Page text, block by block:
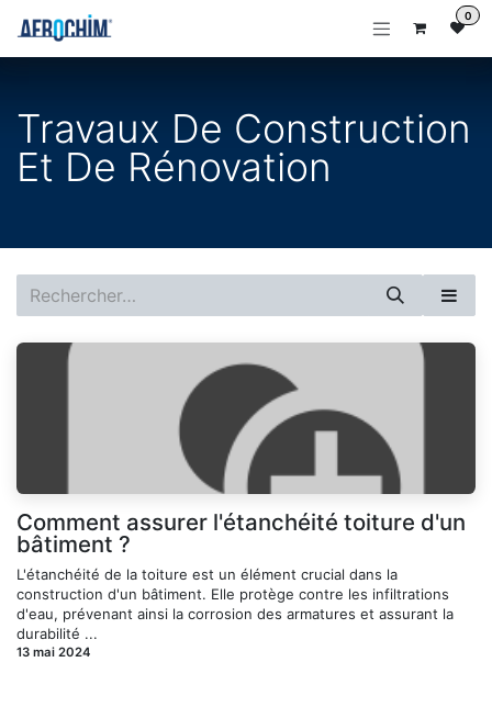
Se rendre au contenu 0
Travaux De Construction
Et De Rénovation
Comment assurer l'étanchéité toiture d'un
bâtiment ?
L'étanchéité de la toiture est un élément crucial dans la
construction d'un bâtiment. Elle protège contre les infiltrations
d'eau, prévenant ainsi la corrosion des armatures et assurant la
durabilité ...
13 mai 2024